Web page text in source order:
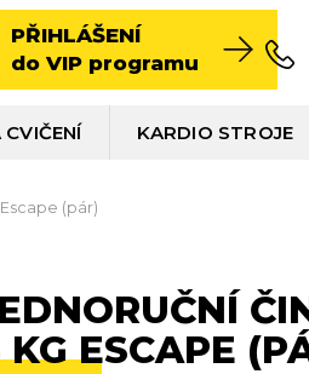
PŘIHLÁŠENÍ
do VIP programu
KARDIO STROJE
(pár)
ESCAPE